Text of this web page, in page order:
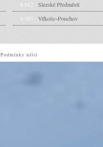
8 982 - Slezské Předměstí
4 105 - Věkoše~Pouchov
Podmínky užití